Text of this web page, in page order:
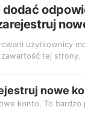
użytkownicy
zawartość tej strony.
nowe
konto. To bardzo